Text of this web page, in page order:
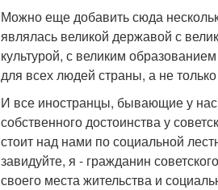
Можно еще добавить сюда
являлась великой державой с
культурой, с великим
для всех людей страны, а не
И все иностранцы, бывающие у нас,
собственного достоинства у
стоит над нами по социальной
завидуйте, я - гражданин
своего места жительства и